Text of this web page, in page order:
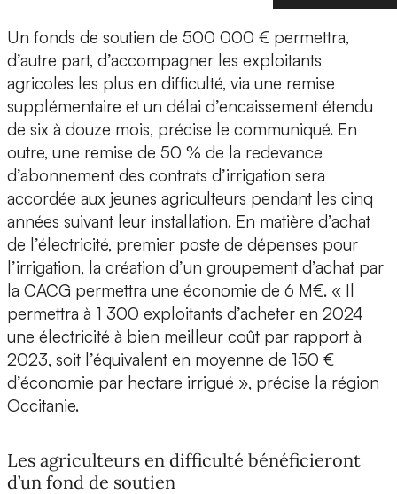
Un fonds de soutien de 500 000 € permettra,
d’autre part, d’accompagner les exploitants
agricoles les plus en difficulté, via une remise
supplémentaire et un délai d’encaissement étendu
de six à douze mois, précise le communiqué. En
outre, une remise de 50 % de la redevance
d’abonnement des contrats d’irrigation sera
accordée aux jeunes agriculteurs pendant les cinq
années suivant leur installation. En matière d’achat
de l’électricité, premier poste de dépenses pour
l’irrigation, la création d’un groupement d’achat par
la CACG permettra une économie de 6 M€. « Il
permettra à 1 300 exploitants d’acheter en 2024
une électricité à bien meilleur coût par rapport à
2023, soit l’équivalent en moyenne de 150 €
d’économie par hectare irrigué », précise la région
Occitanie.
Les agriculteurs en difficulté bénéficieront
d’un fond de soutien